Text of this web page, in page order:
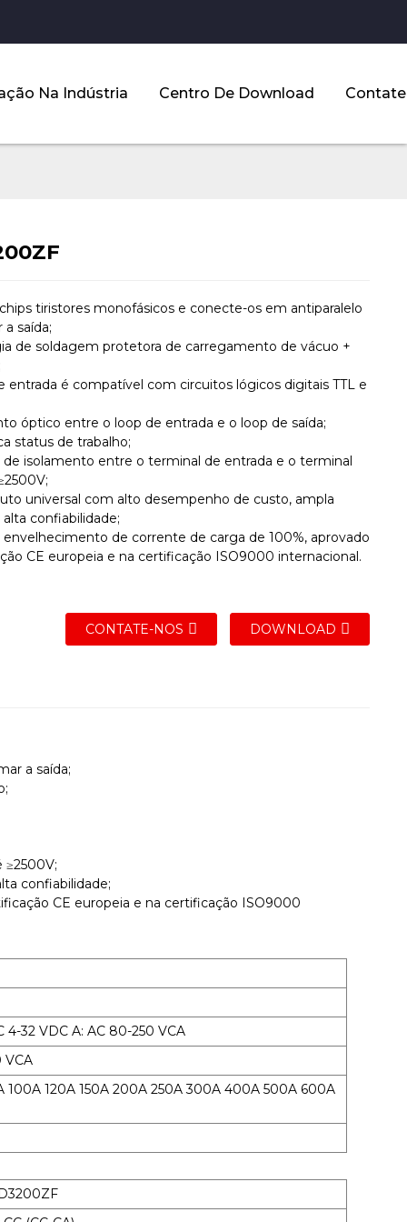
Na Indústria Centro De Download
chips tiristores monofásicos e conecte-os em antiparalelo
a saída;
de soldagem protetora de carregamento de vácuo +
entrada é compatível com circuitos lógicos digitais TTL e
óptico entre o loop de entrada e o loop de saída;
status de trabalho;
de isolamento entre o terminal de entrada e o terminal
universal com alto desempenho de custo, ampla
alta confiabilidade;
envelhecimento de corrente de carga de 100%, aprovado
CE europeia e na certificação ISO9000 internacional.
CONTATE-NOS DOWNLOAD
a saída;
confiabilidade;
CE europeia e na certificação ISO9000
32 VDC A: AC 80-250 VCA
VCA
120A 150A 200A 250A 300A 400A 500A 600A